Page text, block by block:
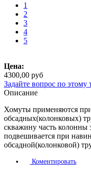
1
2
3
4
5
Цена:
4300,00 руб
Задайте вопрос по этому
Описание
Хомуты применяются
обсадных(колонковых)
скважину часть колонны
подвешивается при
обсадной(колонковой)
Коментировать